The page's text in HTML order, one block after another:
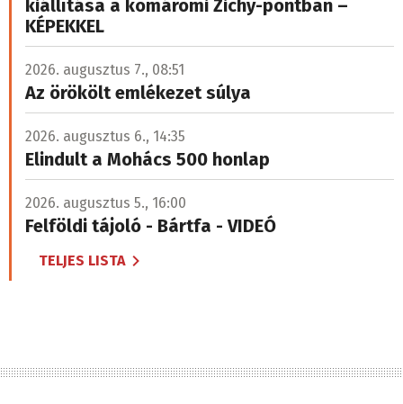
kiállítása a komáromi Zichy-pontban –
KÉPEKKEL
2026. augusztus 7., 08:51
Az örökölt emlékezet súlya
2026. augusztus 6., 14:35
Elindult a Mohács 500 honlap
2026. augusztus 5., 16:00
Felföldi tájoló - Bártfa - VIDEÓ
TELJES LISTA